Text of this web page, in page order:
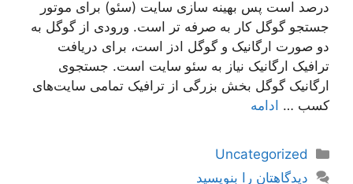
درصد است پس بهینه سازی سایت (سئو) برای موتور
جستجو گوگل کار به صرفه تر است. ورودی از گوگل به
دو صورت ارگانیک و گوگل ادز است، برای دریافت
ترافیک ارگانیک نیاز به سئو سایت است. جستجوی
ارگانیک گوگل بخش بزرگی از ترافیک تمامی سایت‌های
کسب … ادامه
دسته‌ها
Uncategorized
دیدگاهتان را بنویسید